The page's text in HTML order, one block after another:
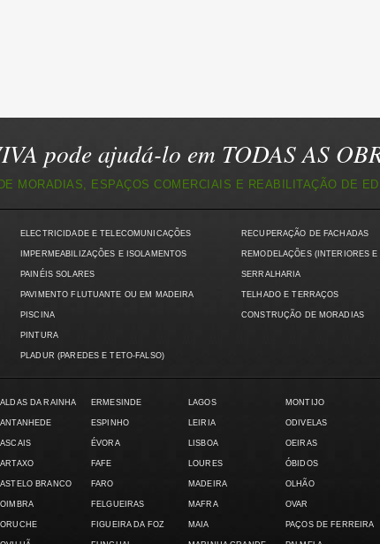
pode ajudá-lo em TODAS AS
MORADIAS, ESPAÇOS COMERCIAIS E REABILITAÇÃO DE
ELECTRICIDADE E TELECOMUNICAÇÕES
IMPERMEABILIZAÇÕES E ISOLAMENTOS
PAINÉIS SOLARES
PAVIMENTO FLUTUANTE OU EM MADEIRA
PISCINA
PINTURA
PLADUR (PAREDES E TETO-FALSO)
RECUPERAÇÃO DE FACHADAS
REMODELAÇÕES (INTERIORES
SERRALHARIA
TELHADO E TERRAÇOS
CONSTRUÇÃO DE MORADIAS
DA RAINHA
BRANCO
ERMESINDE
ESPINHO
ÉVORA
FAFE
FARO
FELGUEIRAS
FIGUEIRA DA FOZ
LAGOS
LEIRIA
LISBOA
LOURES
MADEIRA
MAFRA
MAIA
MONTIJO
ODIVELAS
OEIRAS
ÓBIDOS
OLHÃO
OVAR
PAÇOS DE FERREIRA